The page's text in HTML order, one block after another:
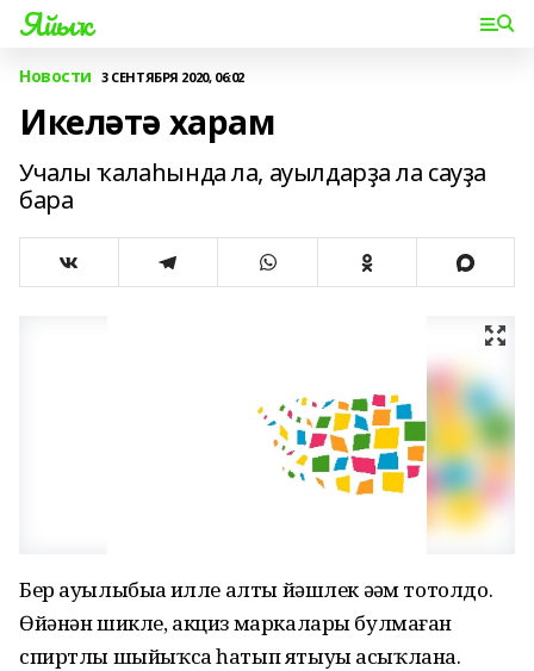
Яйыҡ
Новости 3 СЕНТЯБРЯ 2020, 06:02
Икеләтә харам
Учалы ҡалаһында ла, ауылдарҙа ла сауҙа
бара
Бер ауылыбыҙҙа илле алты йәшлек әҙәм тотолдо.
Өйәнән шикле, акциз маркалары булмаған
спиртлы шыйыҡса һатып ятыуы асыҡлана.